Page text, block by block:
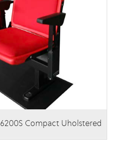
6200S Compact Uholstered